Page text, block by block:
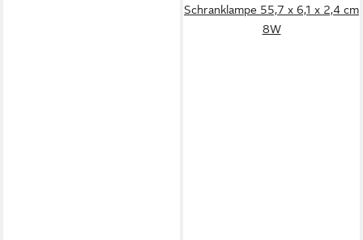
Schranklampe 55,7 x 6,1 x 2,4 cm
8W